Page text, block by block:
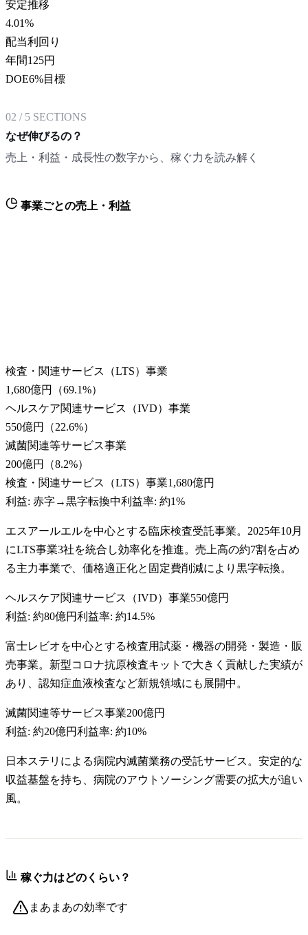
安定推移
4.01%
配当利回り
年間125円
DOE6%目標
02 / 5 SECTIONS
なぜ伸びるの？
売上・利益・成長性の数字から、稼ぐ力を読み解く
事業ごとの売上・利益
検査・関連サービス（LTS）事業
1,680億円
（69.1%）
ヘルスケア関連サービス（IVD）事業
550億円
（22.6%）
滅菌関連等サービス事業
200億円
（8.2%）
検査・関連サービス（LTS）事業1,680億円
利益: 赤字→黒字転換中利益率: 約1%
エスアールエルを中心とする臨床検査受託事業。2025年10月
にLTS事業3社を統合し効率化を推進。売上高の約7割を占め
る主力事業で、価格適正化と固定費削減により黒字転換。
ヘルスケア関連サービス（IVD）事業550億円
利益: 約80億円利益率: 約14.5%
富士レビオを中心とする検査用試薬・機器の開発・製造・販
売事業。新型コロナ抗原検査キットで大きく貢献した実績が
あり、認知症血液検査など新規領域にも展開中。
滅菌関連等サービス事業200億円
利益: 約20億円利益率: 約10%
日本ステリによる病院内滅菌業務の受託サービス。安定的な
収益基盤を持ち、病院のアウトソーシング需要の拡大が追い
風。
稼ぐ力はどのくらい？
まあまあの効率です